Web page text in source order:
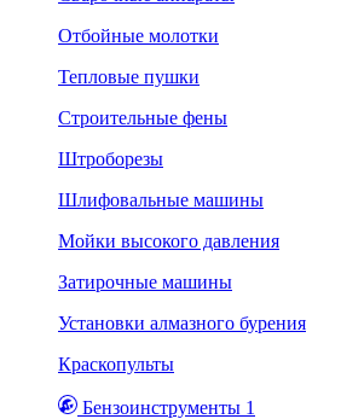
Отбойные молотки
Тепловые пушки
Строительные фены
Штроборезы
Шлифовальные машины
Мойки высокого давления
Затирочные машины
Установки алмазного бурения
Краскопульты
Бензоинструменты 1